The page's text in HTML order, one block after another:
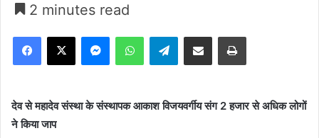
2 minutes read
Facebook
X MessengerWhatsAppTelegramShare via Email Print
देव से महादेव संस्था के संस्थापक आकाश विजयवर्गीय संग 2 हजार से अधिक लोगों
ने किया जाप